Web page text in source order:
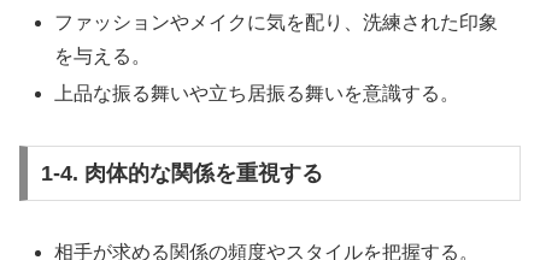
ファッションやメイクに気を配り、洗練された印象
を与える。
上品な振る舞いや立ち居振る舞いを意識する。
1-4. 肉体的な関係を重視する
相手が求める関係の頻度やスタイルを把握する。